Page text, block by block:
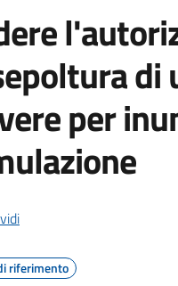
di
per
riferimento